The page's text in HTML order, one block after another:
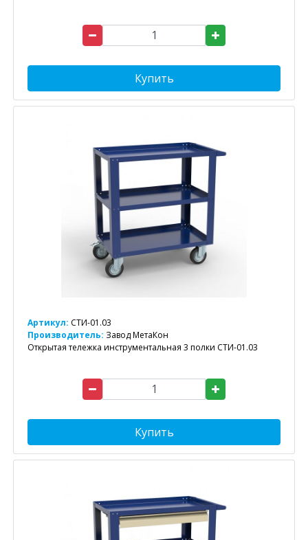
Купить
Артикул: СТИ-01.03
Производитель: Завод МетаКон
Открытая тележка инструментальная 3 полки СТИ-01.03
Купить